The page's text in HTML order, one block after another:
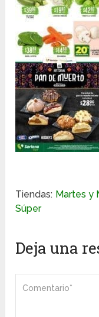
Tiendas: Martes y
Súper
Deja una